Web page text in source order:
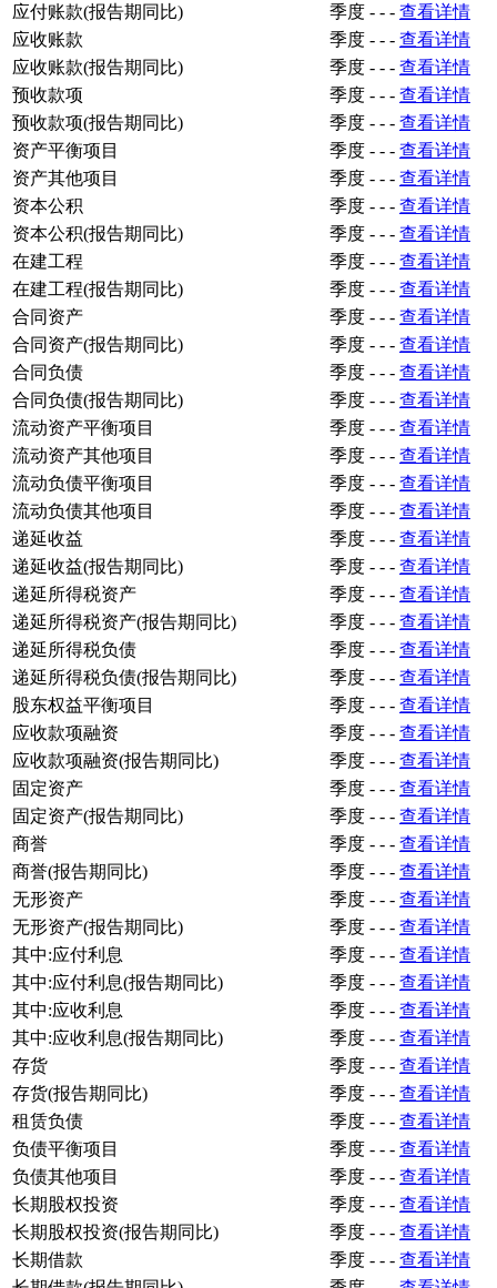
应付账款(报告期同比)
季度 - - - 查看详情
应收账款
季度 - - - 查看详情
应收账款(报告期同比)
季度 - - - 查看详情
预收款项
季度 - - - 查看详情
预收款项(报告期同比)
季度 - - - 查看详情
资产平衡项目
季度 - - - 查看详情
资产其他项目
季度 - - - 查看详情
资本公积
季度 - - - 查看详情
资本公积(报告期同比)
季度 - - - 查看详情
在建工程
季度 - - - 查看详情
在建工程(报告期同比)
季度 - - - 查看详情
合同资产
季度 - - - 查看详情
合同资产(报告期同比)
季度 - - - 查看详情
合同负债
季度 - - - 查看详情
合同负债(报告期同比)
季度 - - - 查看详情
流动资产平衡项目
季度 - - - 查看详情
流动资产其他项目
季度 - - - 查看详情
流动负债平衡项目
季度 - - - 查看详情
流动负债其他项目
季度 - - - 查看详情
递延收益
季度 - - - 查看详情
递延收益(报告期同比)
季度 - - - 查看详情
递延所得税资产
季度 - - - 查看详情
递延所得税资产(报告期同比)
季度 - - - 查看详情
递延所得税负债
季度 - - - 查看详情
递延所得税负债(报告期同比)
季度 - - - 查看详情
股东权益平衡项目
季度 - - - 查看详情
应收款项融资
季度 - - - 查看详情
应收款项融资(报告期同比)
季度 - - - 查看详情
固定资产
季度 - - - 查看详情
固定资产(报告期同比)
季度 - - - 查看详情
商誉
季度 - - - 查看详情
商誉(报告期同比)
季度 - - - 查看详情
无形资产
季度 - - - 查看详情
无形资产(报告期同比)
季度 - - - 查看详情
其中:应付利息
季度 - - - 查看详情
其中:应付利息(报告期同比)
季度 - - - 查看详情
其中:应收利息
季度 - - - 查看详情
其中:应收利息(报告期同比)
季度 - - - 查看详情
存货
季度 - - - 查看详情
存货(报告期同比)
季度 - - - 查看详情
租赁负债
季度 - - - 查看详情
负债平衡项目
季度 - - - 查看详情
负债其他项目
季度 - - - 查看详情
长期股权投资
季度 - - - 查看详情
长期股权投资(报告期同比)
季度 - - - 查看详情
长期借款
季度 - - - 查看详情